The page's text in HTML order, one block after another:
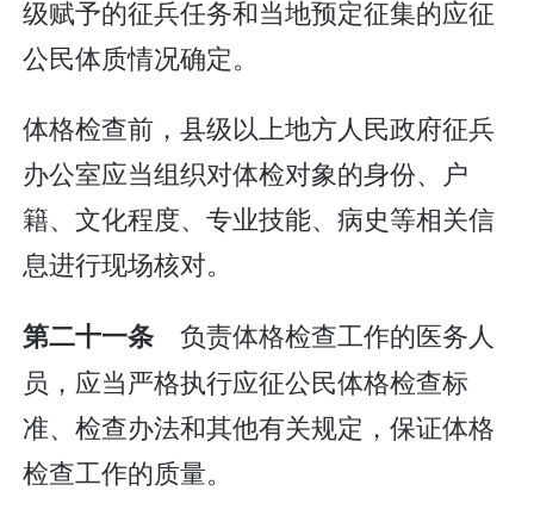
级赋予的征兵任务和当地预定征集的应征
公民体质情况确定。
体格检查前，县级以上地方人民政府征兵
办公室应当组织对体检对象的身份、户
籍、文化程度、专业技能、病史等相关信
息进行现场核对。
第二十一条 负责体格检查工作的医务人
员，应当严格执行应征公民体格检查标
准、检查办法和其他有关规定，保证体格
检查工作的质量。